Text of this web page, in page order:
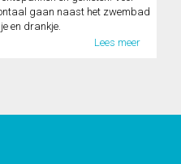
gaan naast het zwembad
en drankje.
Lees meer